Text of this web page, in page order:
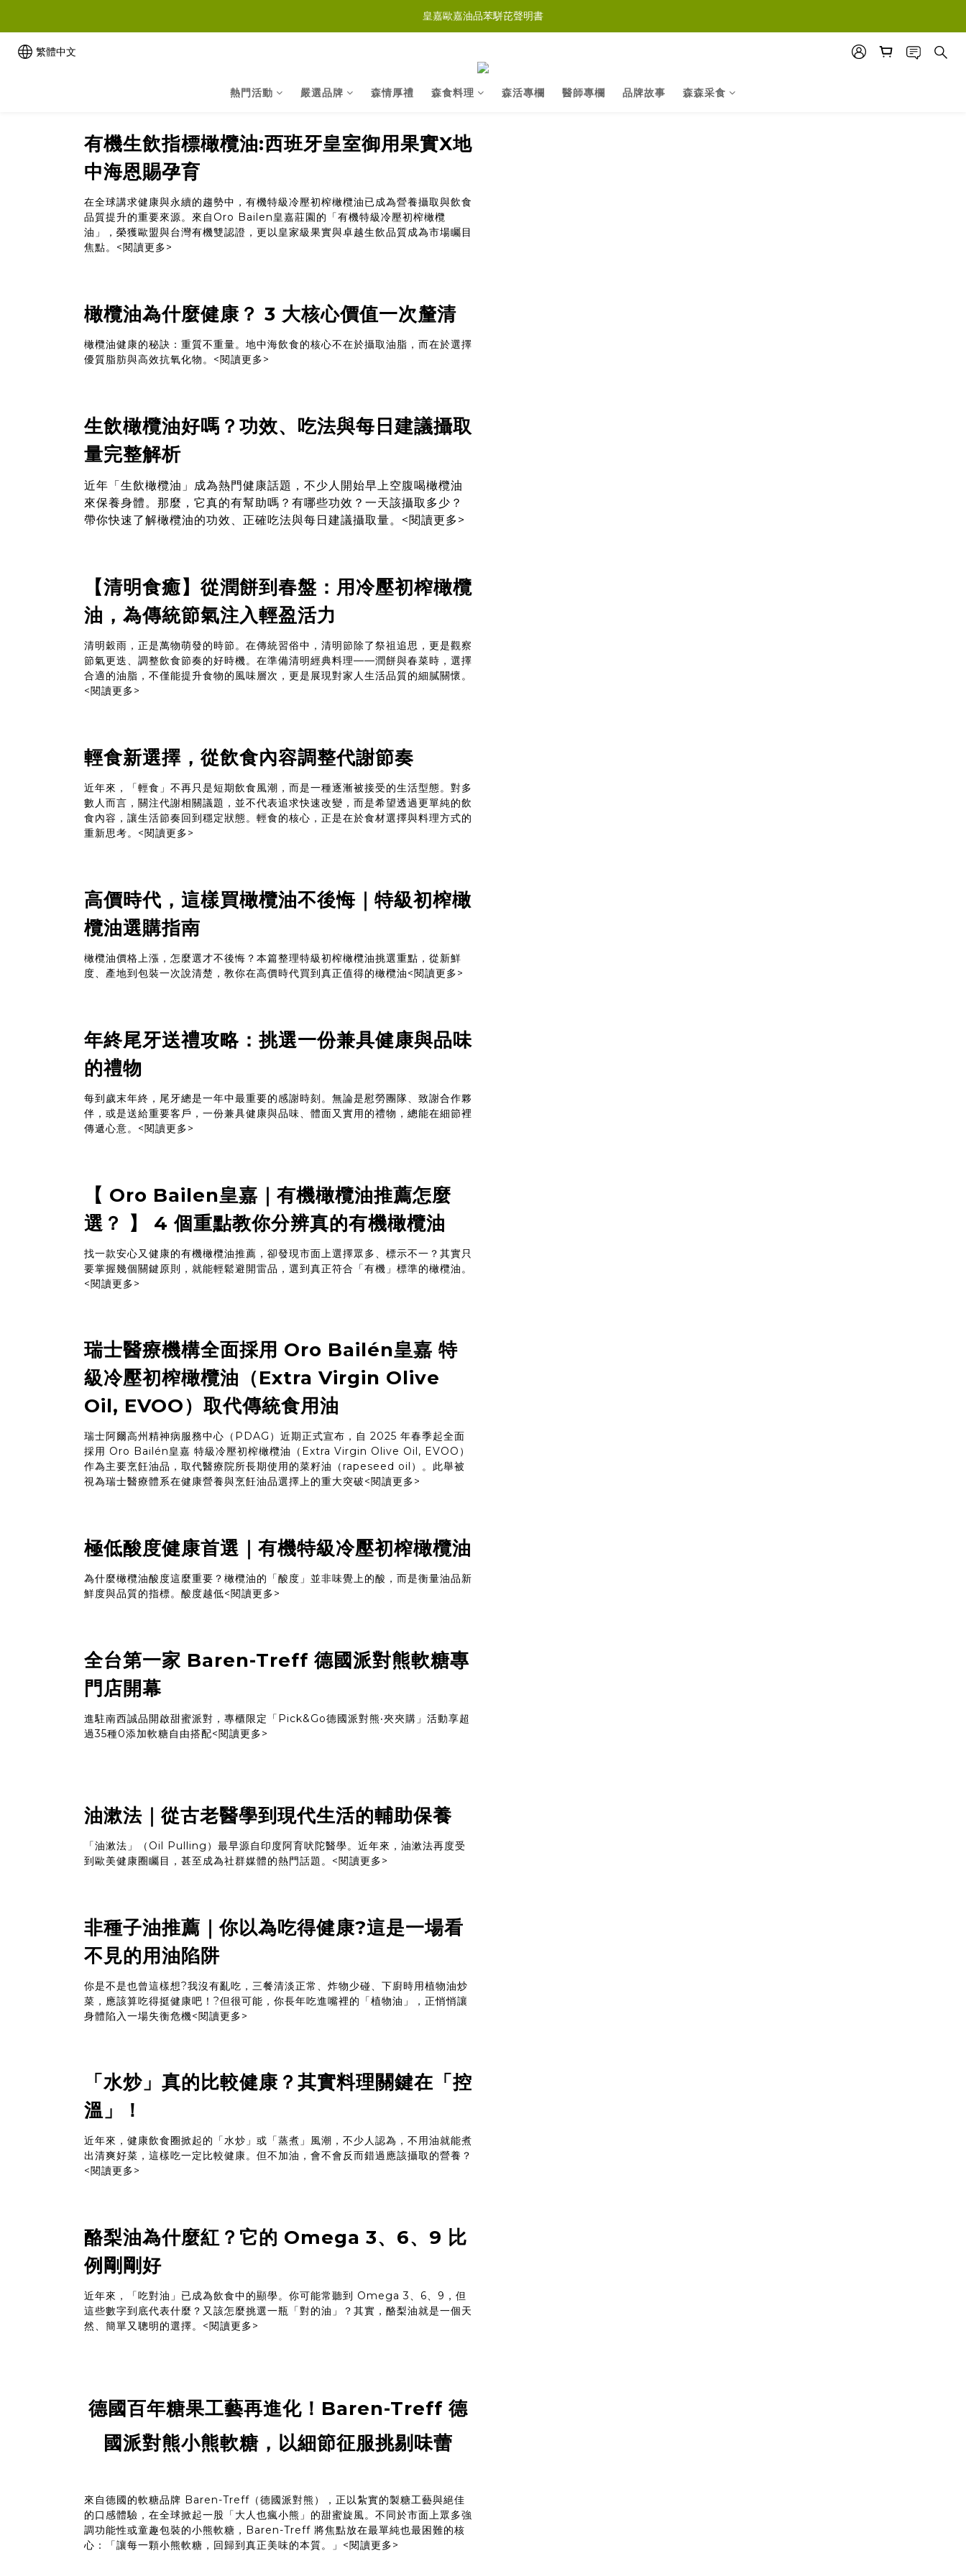
皇嘉歐嘉油品苯駢芘聲明書
繁體中文
熱門活動 嚴選品牌 森情厚禮 森食料理 森活專欄 醫師專欄 品牌故事 森森采食
有機生飲指標橄欖油:西班牙皇室御用果實X地
中海恩賜孕育
在全球講求健康與永續的趨勢中，有機特級冷壓初榨橄欖油已成為營養攝取與飲食
品質提升的重要來源。來自Oro Bailen皇嘉莊園的「有機特級冷壓初榨橄欖
油」，榮獲歐盟與台灣有機雙認證，更以皇家級果實與卓越生飲品質成為市場矚目
焦點。 <閱讀更多>
橄欖油為什麼健康？ 3 大核心價值一次釐清
橄欖油健康的秘訣：重質不重量。地中海飲食的核心不在於攝取油脂，而在於選擇
優質脂肪與高效抗氧化物。 <閱讀更多>
生飲橄欖油好嗎？功效、吃法與每日建議攝取
量完整解析
近年「生飲橄欖油」成為熱門健康話題，不少人開始早上空腹喝橄欖油
來保養身體。那麼，它真的有幫助嗎？有哪些功效？一天該攝取多少？
帶你快速了解橄欖油的功效、正確吃法與每日建議攝取量。 <閱讀更多>
【清明食癒】從潤餅到春盤：用冷壓初榨橄欖
油，為傳統節氣注入輕盈活力
清明穀雨，正是萬物萌發的時節。在傳統習俗中，清明節除了祭祖追思，更是觀察
節氣更迭、調整飲食節奏的好時機。在準備清明經典料理——潤餅與春菜時，選擇
合適的油脂，不僅能提升食物的風味層次，更是展現對家人生活品質的細膩關懷。
<閱讀更多>
輕食新選擇，從飲食內容調整代謝節奏
近年來，「輕食」不再只是短期飲食風潮，而是一種逐漸被接受的生活型態。對多
數人而言，關注代謝相關議題，並不代表追求快速改變，而是希望透過更單純的飲
食內容，讓生活節奏回到穩定狀態。輕食的核心，正是在於食材選擇與料理方式的
重新思考。 <閱讀更多>
高價時代，這樣買橄欖油不後悔｜特級初榨橄
欖油選購指南
橄欖油價格上漲，怎麼選才不後悔？本篇整理特級初榨橄欖油挑選重點，從新鮮
度、產地到包裝一次說清楚，教你在高價時代買到真正值得的橄欖油<閱讀更多>
年終尾牙送禮攻略：挑選一份兼具健康與品味
的禮物
每到歲末年終，尾牙總是一年中最重要的感謝時刻。無論是慰勞團隊、致謝合作夥
伴，或是送給重要客戶，一份兼具健康與品味、體面又實用的禮物，總能在細節裡
傳遞心意。 <閱讀更多>
【 Oro Bailen皇嘉｜有機橄欖油推薦怎麼
選？ 】 4 個重點教你分辨真的有機橄欖油
找一款安心又健康的有機橄欖油推薦，卻發現市面上選擇眾多、標示不一？其實只
要掌握幾個關鍵原則，就能輕鬆避開雷品，選到真正符合「有機」標準的橄欖油。
<閱讀更多>
瑞士醫療機構全面採用 Oro Bailén皇嘉 特
級冷壓初榨橄欖油（Extra Virgin Olive
Oil, EVOO）取代傳統食用油
瑞士阿爾高州精神病服務中心（PDAG）近期正式宣布，自 2025 年春季起全面
採用 Oro Bailén皇嘉 特級冷壓初榨橄欖油（Extra Virgin Olive Oil, EVOO）
作為主要烹飪油品，取代醫療院所長期使用的菜籽油（rapeseed oil）。此舉被
視為瑞士醫療體系在健康營養與烹飪油品選擇上的重大突破<閱讀更多>
極低酸度健康首選｜有機特級冷壓初榨橄欖油
為什麼橄欖油酸度這麼重要？橄欖油的「酸度」並非味覺上的酸，而是衡量油品新
鮮度與品質的指標。酸度越低<閱讀更多>
全台第一家 Baren-Treff 德國派對熊軟糖專
門店開幕
進駐南西誠品開啟甜蜜派對，專櫃限定「Pick&Go德國派對熊‧夾夾購」活動享超
過35種0添加軟糖自由搭配<閱讀更多>
油漱法｜從古老醫學到現代生活的輔助保養
「油漱法」（Oil Pulling）最早源自印度阿育吠陀醫學。近年來，油漱法再度受
到歐美健康圈矚目，甚至成為社群媒體的熱門話題。 <閱讀更多>
非種子油推薦｜你以為吃得健康?這是一場看
不見的用油陷阱
你是不是也曾這樣想?我沒有亂吃，三餐清淡正常、炸物少碰、下廚時用植物油炒
菜，應該算吃得挺健康吧！?但很可能，你長年吃進嘴裡的「植物油」，正悄悄讓
身體陷入一場失衡危機<閱讀更多>
「水炒」真的比較健康？其實料理關鍵在「控
溫」！
近年來，健康飲食圈掀起的「水炒」或「蒸煮」風潮，不少人認為，不用油就能煮
出清爽好菜，這樣吃一定比較健康。但不加油，會不會反而錯過應該攝取的營養？
<閱讀更多>
酪梨油為什麼紅？它的 Omega 3、6、9 比
例剛剛好
近年來，「吃對油」已成為飲食中的顯學。你可能常聽到 Omega 3、6、9，但
這些數字到底代表什麼？又該怎麼挑選一瓶「對的油」？其實，酪梨油就是一個天
然、簡單又聰明的選擇。 <閱讀更多>
德國百年糖果工藝再進化！Baren-Treff 德
國派對熊小熊軟糖，以細節征服挑剔味蕾
來自德國的軟糖品牌 Baren-Treff（德國派對熊），正以紮實的製糖工藝與絕佳
的口感體驗，在全球掀起一股「大人也瘋小熊」的甜蜜旋風。不同於市面上眾多強
調功能性或童趣包裝的小熊軟糖，Baren-Treff 將焦點放在最單純也最困難的核
心：「讓每一顆小熊軟糖，回歸到真正美味的本質。」 <閱讀更多>